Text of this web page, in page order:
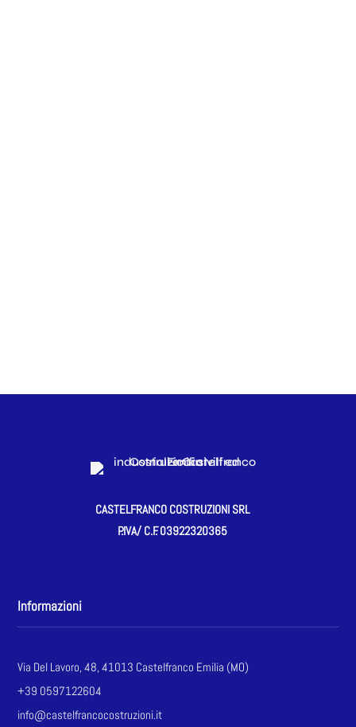
CASTELFRANCO COSTRUZIONI SRL
P.IVA/ C.F.03922320365
Informazioni
Via Del Lavoro, 48, 41013 Castelfranco Emilia (MO)
+39 0597122604
info@castelfrancocostruzioni.it